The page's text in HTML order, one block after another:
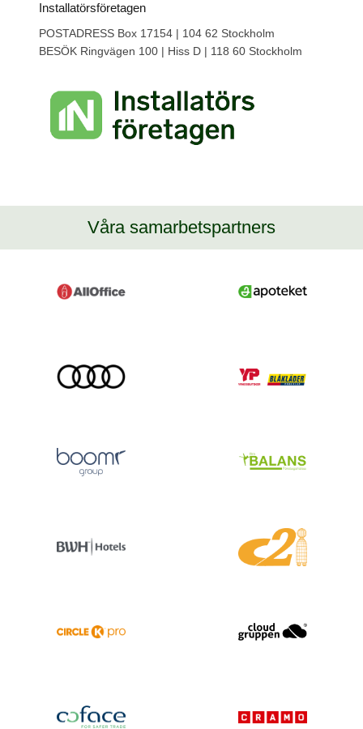
Installatörsföretagen
POSTADRESS Box 17154 | 104 62 Stockholm
BESÖK Ringvägen 100 | Hiss D | 118 60 Stockholm
Våra samarbetspartners